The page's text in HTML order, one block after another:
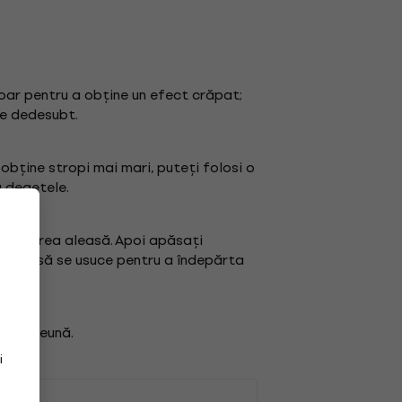
pentru a obține un efect crăpat;
dedesubt.
stropi mai mari, puteți folosi o
degetele.
aleasă. Apoi apăsați
să se usuce pentru a îndepărta